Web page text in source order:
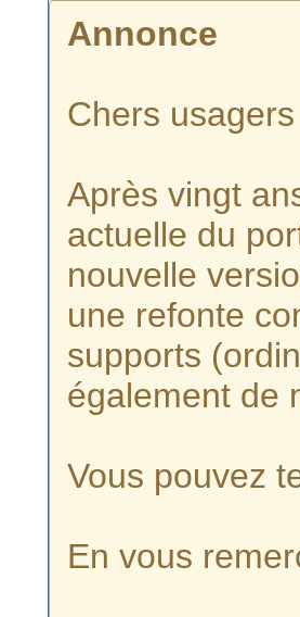
Annonce
Chers
Après vingt
actuelle du
nouvelle
une refonte
supports
également de
Vous pouvez
En vous